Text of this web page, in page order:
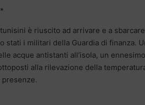
è riuscito ad arrivare e a
stati i militari della Guardia di finanza.
acque antistanti all’isola, un
alla rilevazione della